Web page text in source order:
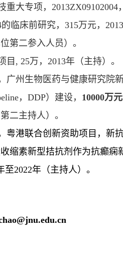
大专项， 2013ZX09102004
临床前研究， 315万元， 2013
第二参入人员） 。
目 , 25万， 2013年 （主持）。
广州生物医药与健康研究院
，DDP）建设 ， 10000万元
二主持人）。
粤港联合创新资助项目 ， 新
缩素新型拮抗剂作为抗癫痫
至2022年（主持人）。